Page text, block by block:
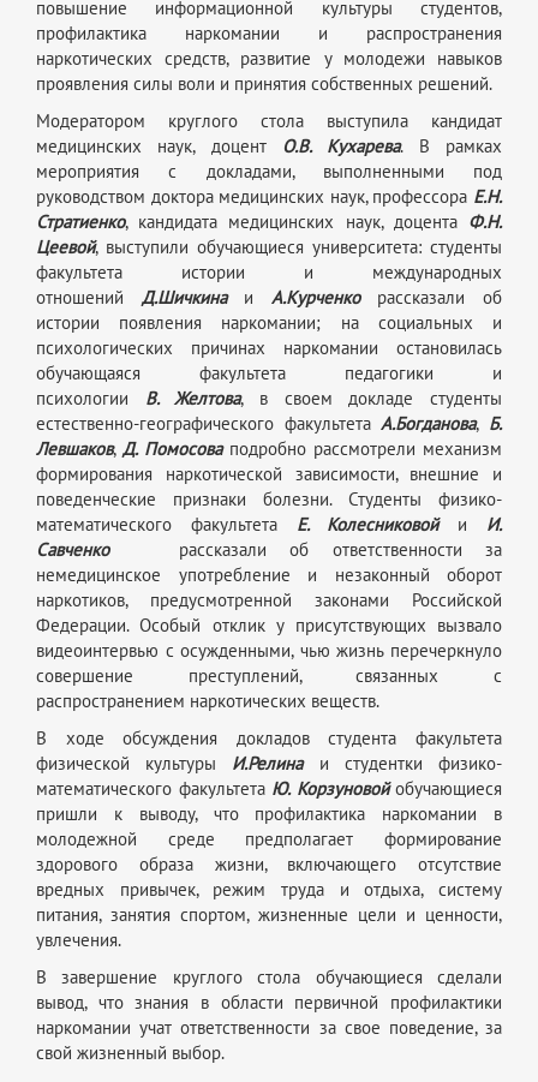
повышение информационной культуры студентов,
профилактика наркомании и распространения
наркотических средств, развитие у молодежи навыков
проявления силы воли и принятия собственных решений.
Модератором круглого стола выступила кандидат
медицинских наук, доцент О.В. Кухарева. В рамках
мероприятия с докладами, выполненными под
руководством доктора медицинских наук, профессора Е.Н.
Стратиенко, кандидата медицинских наук, доцента Ф.Н.
Цеевой, выступили обучающиеся университета: студенты
факультета истории и международных
отношений Д.Шичкинаи А.Курченкорассказали об
истории появления наркомании; на социальных и
психологических причинах наркомании остановилась
обучающаяся факультета педагогики и
психологии В. Желтова, в своем докладе студенты
естественно-географического факультетаА.Богданова, Б.
Левшаков, Д. Помосоваподробно рассмотрели механизм
формирования наркотической зависимости, внешние и
поведенческие признаки болезни. Студенты физико-
математического факультета Е. Колесниковой и И.
Савченкорассказали об ответственности за
немедицинское употребление и незаконный оборот
наркотиков, предусмотренной законами Российской
Федерации. Особый отклик у присутствующих вызвало
видеоинтервью с осужденными, чью жизнь перечеркнуло
совершение преступлений, связанных с
распространением наркотических веществ.
В ходе обсуждения докладов студента факультета
физической культуры И.Релинаи студентки физико-
математического факультета Ю. Корзуновойобучающиеся
пришли к выводу, что профилактика наркомании в
молодежной среде предполагает формирование
здорового образа жизни, включающего отсутствие
вредных привычек, режим труда и отдыха, систему
питания, занятия спортом, жизненные цели и ценности,
увлечения.
В завершение круглого стола обучающиеся сделали
вывод, что знания в области первичной профилактики
наркомании учат ответственности за свое поведение, за
свой жизненный выбор.